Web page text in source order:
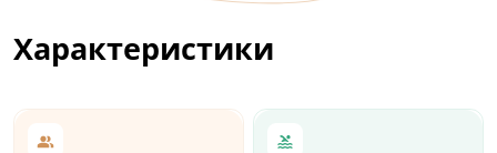
Характеристики